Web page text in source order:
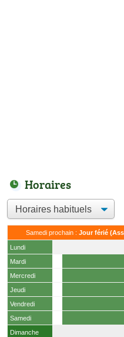
Horaires
Samedi prochain : Jour férié
Lundi
Mardi
Mercredi
Jeudi
Vendredi
Samedi
Dimanche